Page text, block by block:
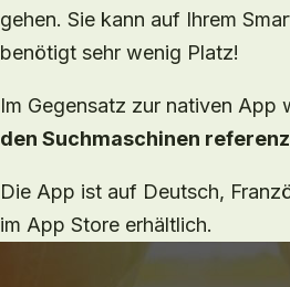
gehen. Sie kann auf Ihrem
benötigt sehr wenig Platz!
Im Gegensatz zur nativen App
den Suchmaschinen
Die App ist auf Deutsch,
im App Store erhältlich.